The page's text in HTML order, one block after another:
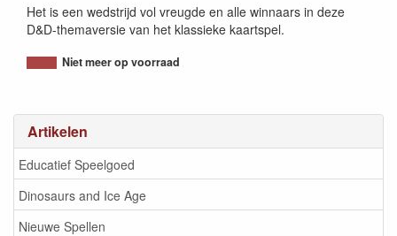
Artikelen
Educatief Speelgoed
Dinosaurs and Ice Age
Nieuwe Spellen
Het is een wedstrijd vol vreugde en alle winnaars in deze
D&D-themaversie van het klassieke kaartspel.
Niet meer op voorraad